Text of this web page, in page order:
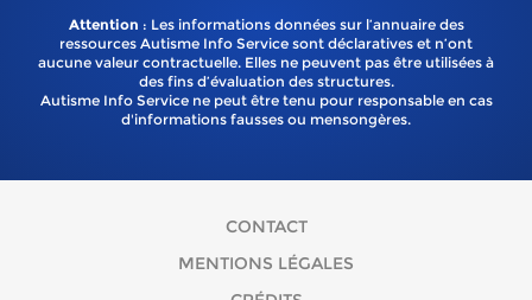
Attention : Les informations données sur l’annuaire des
ressources Autisme Info Service sont déclaratives et n’ont
aucune valeur contractuelle. Elles ne peuvent pas être utilisées à
des fins d’évaluation des structures.
Autisme Info Service ne peut être tenu pour responsable en cas
d'informations fausses ou mensongères.
CONTACT
MENTIONS LÉGALES